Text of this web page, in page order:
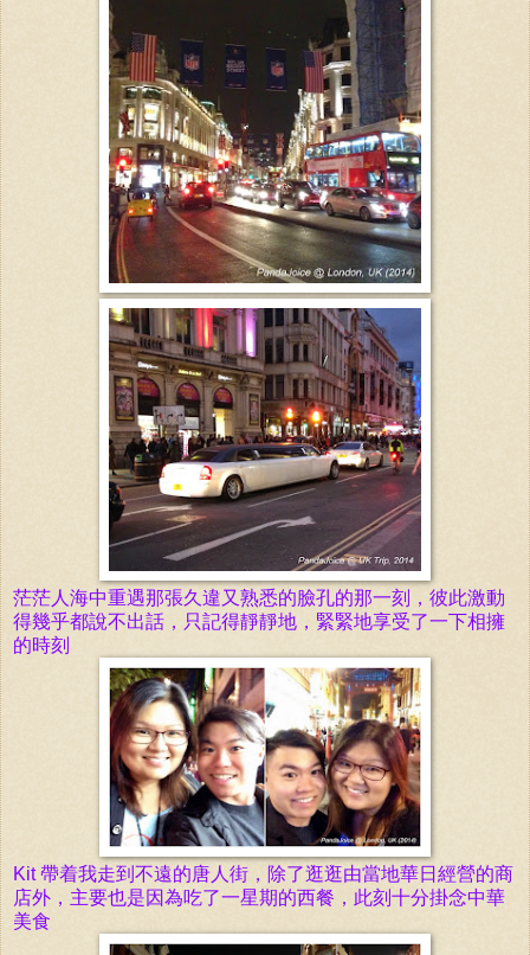
茫茫人海中重遇那張久違又熟悉的臉孔的那一刻，彼此激動
得幾乎都說不出話，只記得靜靜地，緊緊地享受了一下相擁
的時刻
Kit 帶着我走到 不遠的唐人街，除了逛逛由當地華日經營的商
店外，主要也是因為吃了一星期的西餐，此刻十分掛念中華
美食